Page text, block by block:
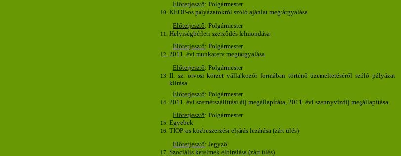
Előterjesztő: Polgármester
KEOP-os pályázatokról szóló ajánlat megtárgyalása
Előterjesztő: Polgármester
Helyiségbérleti szerződés felmondása
Előterjesztő: Polgármester
2011. évi munkaterv megtárgyalása
Előterjesztő: Polgármester
II. sz. orvosi körzet vállalkozói formában történő üzemeltetéséről szóló pályázat
kiírása
Előterjesztő: Polgármester
2011. évi szemétszállítási díj megállapítása, 2011. évi szennyvízdíj megállapítása
Előterjesztő: Polgármester
Egyebek
TIOP-os közbeszerzési eljárás lezárása (zárt ülés)
Előterjesztő: Jegyző
Szociális kérelmek elbírálása (zárt ülés)